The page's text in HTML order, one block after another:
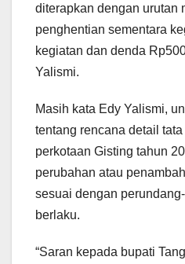
diterapkan dengan urutan
penghentian sementara
kegiatan dan denda
Yalismi.
Masih kata Edy Yalismi,
tentang rencana detail
perkotaan Gisting tahun
perubahan atau
sesuai dengan
berlaku.
“Saran kepada bupati